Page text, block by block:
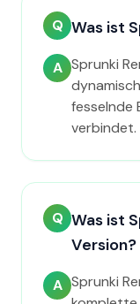
Q Was ist
A Sprunki
fesselnde
verbindet.
Q Was ist
Version?
A Sprunki